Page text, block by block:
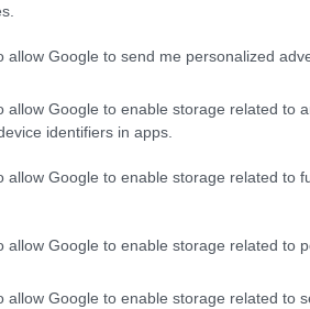
allow Google to send me personalized
allow Google to enable storage related to
identifiers in apps.
allow Google to enable storage related to
allow Google to enable storage related to
allow Google to enable storage related to
Mintha a 2